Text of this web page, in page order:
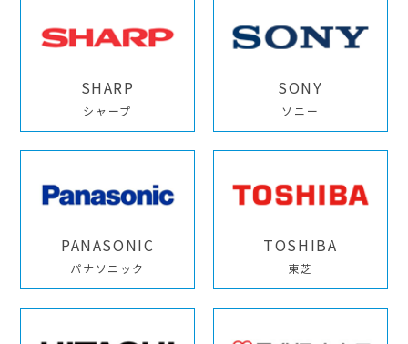
SHARP
シャープ
SONY
ソニー
PANASONIC
パナソニック
TOSHIBA
東芝